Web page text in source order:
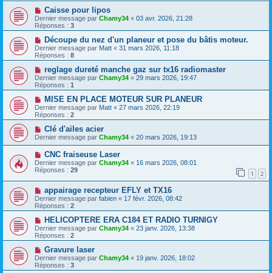
Caisse pour lipos
Dernier message par Chamy34 « 03 avr. 2026, 21:28
Réponses : 3
Découpe du nez d'un planeur et pose du bâtis moteur.
Dernier message par Matt « 31 mars 2026, 11:18
Réponses : 8
reglage dureté manche gaz sur tx16 radiomaster
Dernier message par Chamy34 « 29 mars 2026, 19:47
Réponses : 1
MISE EN PLACE MOTEUR SUR PLANEUR
Dernier message par Matt « 27 mars 2026, 22:19
Réponses : 2
Clé d'ailes acier
Dernier message par Chamy34 « 20 mars 2026, 19:13
CNC fraiseuse Laser
Dernier message par Chamy34 « 16 mars 2026, 08:01
Réponses : 29 1 2
appairage recepteur EFLY et TX16
Dernier message par fabien « 17 févr. 2026, 08:42
Réponses : 2
HELICOPTERE ERA C184 ET RADIO TURNIGY
Dernier message par Chamy34 « 23 janv. 2026, 13:38
Réponses : 2
Gravure laser
Dernier message par Chamy34 « 19 janv. 2026, 18:02
Réponses : 3